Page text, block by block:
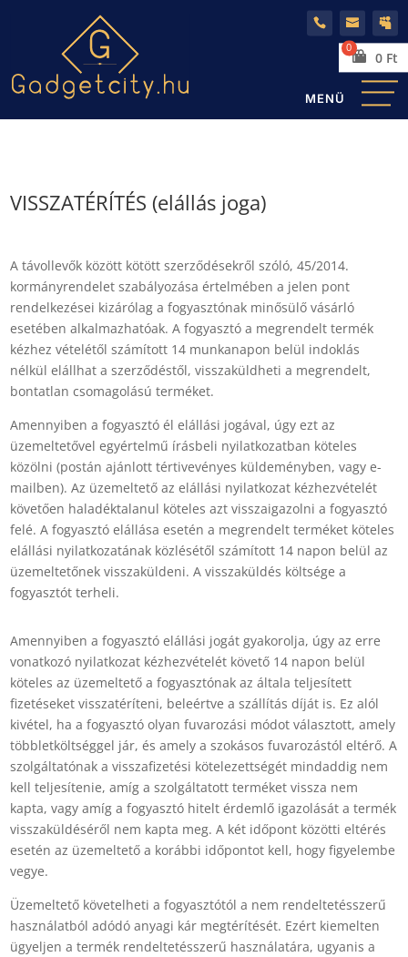
0 Ft
VISSZATÉRÍTÉS (elállás joga)
A távollevők között kötött szerződésekről szóló, 45/2014.
kormányrendelet szabályozása értelmében a jelen pont
rendelkezései kizárólag a fogyasztónak minősülő vásárló
esetében alkalmazhatóak. A fogyasztó a megrendelt termék
kézhez vételétől számított 14 munkanapon belül indoklás
nélkül elállhat a szerződéstől, visszaküldheti a megrendelt,
bontatlan csomagolású terméket.
Amennyiben a fogyasztó él elállási jogával, úgy ezt az
üzemeltetővel egyértelmű írásbeli nyilatkozatban köteles
közölni (postán ajánlott tértivevényes küldeményben, vagy e-
mailben). Az üzemeltető az elállási nyilatkozat kézhezvételét
követően haladéktalanul köteles azt visszaigazolni a fogyasztó
felé. A fogyasztó elállása esetén a megrendelt terméket köteles
elállási nyilatkozatának közlésétől számított 14 napon belül az
üzemeltetőnek visszaküldeni. A visszaküldés költsége a
fogyasztót terheli.
Amennyiben a fogyasztó elállási jogát gyakorolja, úgy az erre
vonatkozó nyilatkozat kézhezvételét követő 14 napon belül
köteles az üzemeltető a fogyasztónak az általa teljesített
fizetéseket visszatéríteni, beleértve a szállítás díját is. Ez alól
kivétel, ha a fogyasztó olyan fuvarozási módot választott, amely
többletköltséggel jár, és amely a szokásos fuvarozástól eltérő. A
szolgáltatónak a visszafizetési kötelezettségét mindaddig nem
kell teljesítenie, amíg a szolgáltatott terméket vissza nem
kapta, vagy amíg a fogyasztó hitelt érdemlő igazolását a termék
visszaküldéséről nem kapta meg. A két időpont közötti eltérés
esetén az üzemeltető a korábbi időpontot kell, hogy figyelembe
vegye.
Üzemeltető követelheti a fogyasztótól a nem rendeltetésszerű
használatból adódó anyagi kár megtérítését. Ezért kiemelten
ügyeljen a termék rendeltetésszerű használatára, ugyanis a